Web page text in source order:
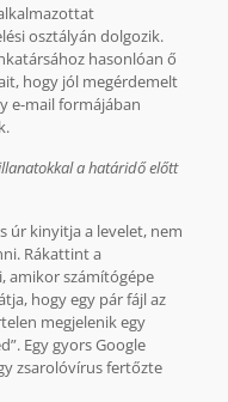
osztályán dolgozik.
hasonlóan ő
hogy jól megérdemelt
e-mail formájában
a határidő előtt
úr kinyitja a levelet, nem
Rákattint a
amikor számítógépe
hogy egy pár fájl az
megjelenik egy
Egy gyors Google
zsarolóvírus fertőzte